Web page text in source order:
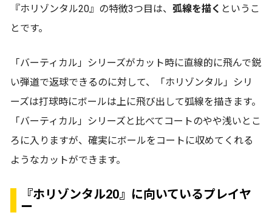
『ホリゾンタル20』の特徴3つ目は、 弧線を描く というこ
とです。
「バーティカル」シリーズがカット時に直線的に飛んで鋭
い弾道で返球できるのに対して、「ホリゾンタル」シリ
ーズは打球時にボールは上に飛び出して弧線を描きます。
「バーティカル」シリーズと比べてコートのやや浅いとこ
ろに入りますが、確実にボールをコートに収めてくれる
ようなカットができます。
『ホリゾンタル20』に向いているプレイヤ
ー